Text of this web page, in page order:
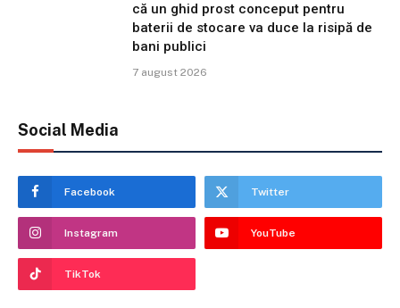
că un ghid prost conceput pentru
baterii de stocare va duce la risipă de
bani publici
7 august 2026
Social Media
Facebook Twitter
Instagram YouTube
TikTok